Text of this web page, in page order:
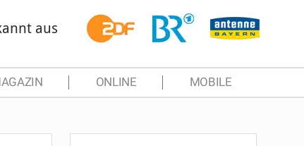
aus
ONLINE MOBILE